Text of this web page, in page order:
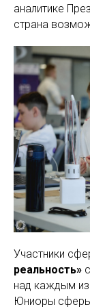
аналитике
страна
Участники
реальность»
над каждым
Юниоры